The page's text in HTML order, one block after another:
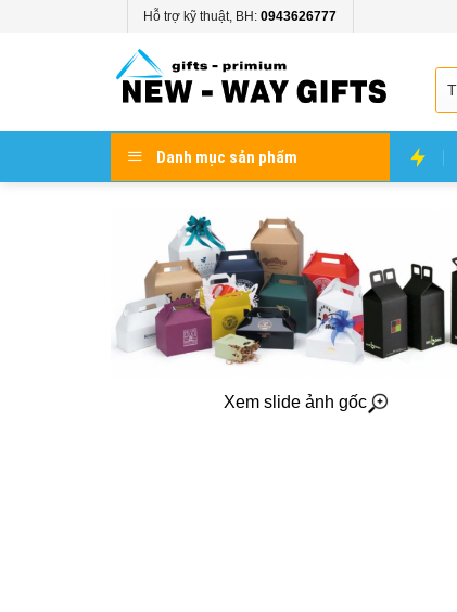
Hỗ trợ kỹ thuật, BH: 0943626777
Danh mục sản phẩm
Xem slide ảnh gốc